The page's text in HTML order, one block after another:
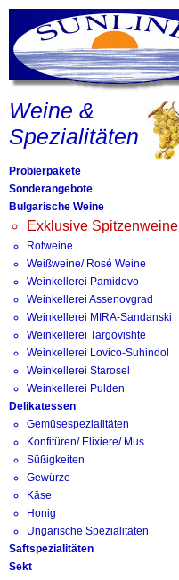
Weine &
Spezialitäten
Probierpakete
Sonderangebote
Bulgarische Weine
Exklusive Spitzenweine
Rotweine
Weißweine/ Rosé Weine
Weinkellerei Pamidovo
Weinkellerei Assenovgrad
Weinkellerei MIRA-Sandanski
Weinkellerei Targovishte
Weinkellerei Lovico-Suhindol
Weinkellerei Starosel
Weinkellerei Pulden
Delikatessen
Gemüsespezialitäten
Konfitüren/ Elixiere/ Mus
Süßigkeiten
Gewürze
Käse
Honig
Ungarische Spezialitäten
Saftspezialitäten
Sekt